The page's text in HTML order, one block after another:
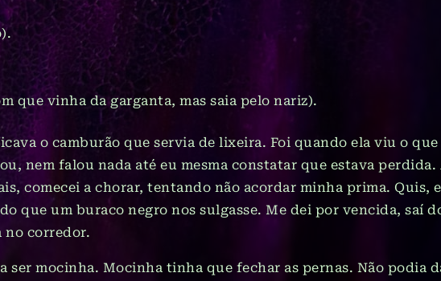
que vinha da garganta, mas saia pelo nariz).
o camburão que servia de lixeira. Foi quando ela viu o que
nem falou nada até eu mesma constatar que estava perdida.
comecei a chorar, tentando não acordar minha prima. Quis,
que um buraco negro nos sulgasse. Me dei por vencida, saí
no corredor.
ser mocinha. Mocinha tinha que fechar as pernas. Não podia